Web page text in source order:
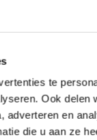
te
Ook
en
die u aan ze